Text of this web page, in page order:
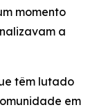
momento
a
têm lutado
em